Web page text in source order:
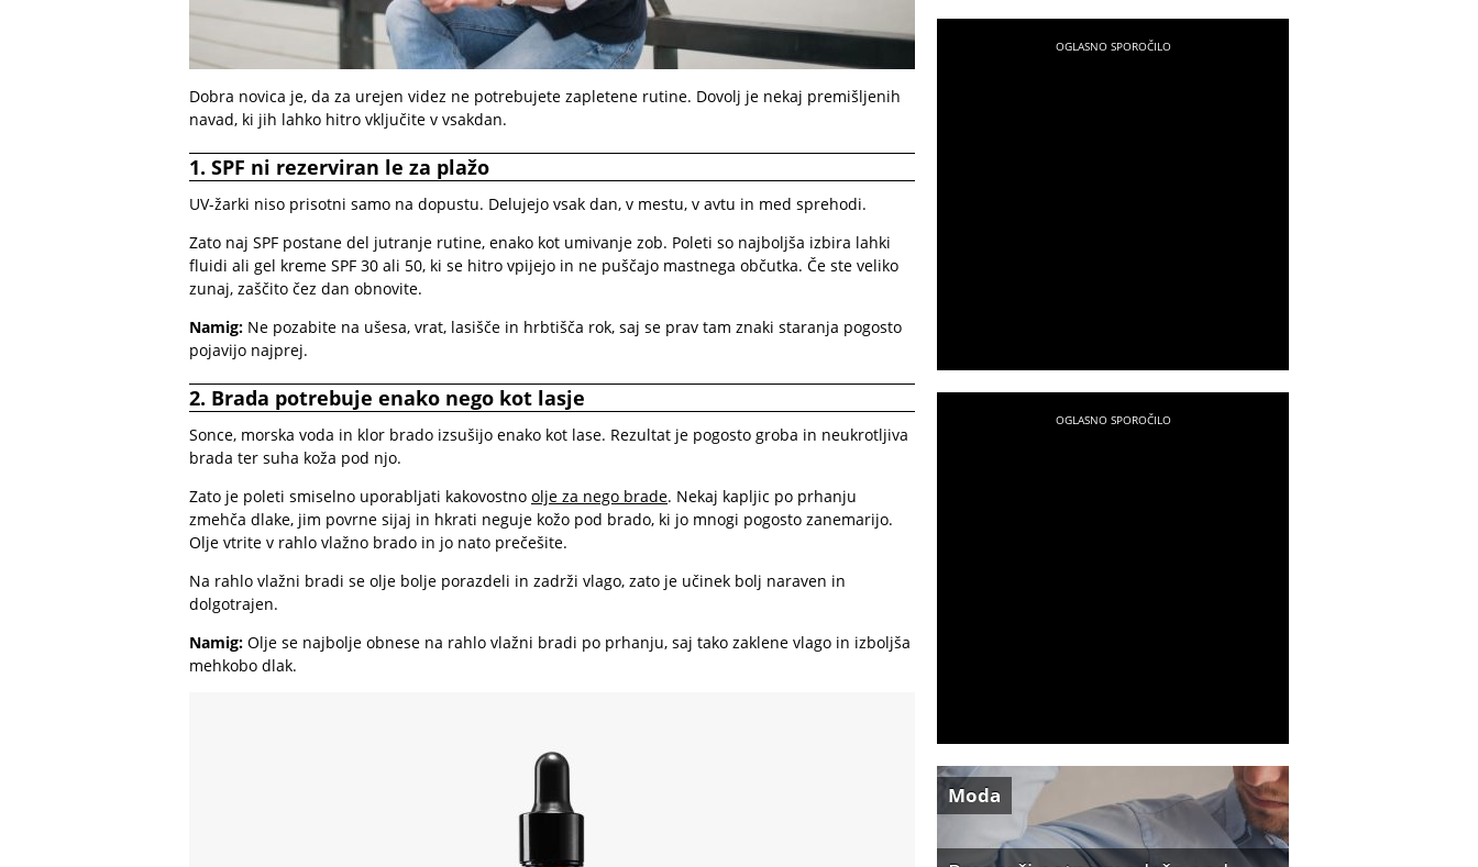
Dobra novica je, da za urejen videz ne potrebujete zapletene rutine. Dovolj je nekaj premišljenih
navad, ki jih lahko hitro vključite v vsakdan.
1. SPF ni rezerviran le za plažo
UV-žarki niso prisotni samo na dopustu. Delujejo vsak dan, v mestu, v avtu in med sprehodi.
Zato naj SPF postane del jutranje rutine, enako kot umivanje zob. Poleti so najboljša izbira lahki
fluidi ali gel kreme SPF 30 ali 50, ki se hitro vpijejo in ne puščajo mastnega občutka. Če ste veliko
zunaj, zaščito čez dan obnovite.
Namig: Ne pozabite na ušesa, vrat, lasišče in hrbtišča rok, saj se prav tam znaki staranja pogosto
pojavijo najprej.
2. Brada potrebuje enako nego kot lasje
Sonce, morska voda in klor brado izsušijo enako kot lase. Rezultat je pogosto groba in neukrotljiva
brada ter suha koža pod njo.
Zato je poleti smiselno uporabljati kakovostno olje za nego brade. Nekaj kapljic po prhanju
zmehča dlake, jim povrne sijaj in hkrati neguje kožo pod brado, ki jo mnogi pogosto zanemarijo.
Olje vtrite v rahlo vlažno brado in jo nato prečešite.
Na rahlo vlažni bradi se olje bolje porazdeli in zadrži vlago, zato je učinek bolj naraven in
dolgotrajen.
Namig: Olje se najbolje obnese na rahlo vlažni bradi po prhanju, saj tako zaklene vlago in izboljša
mehkobo dlak.
Moda